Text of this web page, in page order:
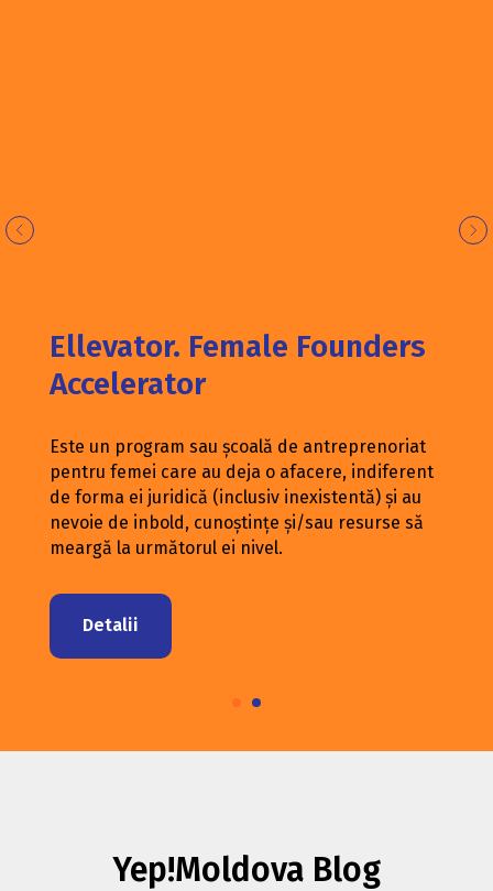
Ellevator. Female Founders
Accelerator
Este un program sau școală de antreprenoriat
pentru femei care au deja o afacere, indiferent
de forma ei juridică (inclusiv inexistentă) și au
nevoie de inbold, cunoștințe și/sau resurse să
meargă la următorul ei nivel.
Detalii
Yep!Moldova Blog